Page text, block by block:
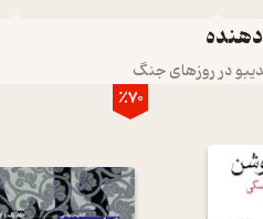
در روزهای جنگ
٪70